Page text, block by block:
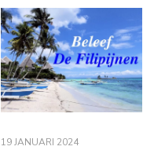
19 JANUARI 2024